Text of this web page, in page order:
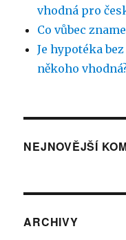
vhodná pro
Co vůbec
Je hypotéka
někoho
NEJNOVĚJŠÍ
ARCHIVY